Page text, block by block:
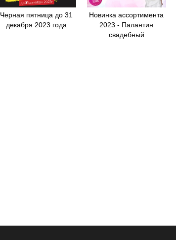
Черная пятница до 31
декабря 2023 года
Новинка ассортимента
2023 - Палантин
свадебный